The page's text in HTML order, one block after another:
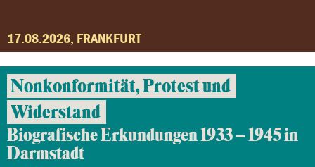
17.08.2026, FRANKFURT
Nonkonformität, Protest und
Widerstand
Biografische Erkundungen 1933 – 1945 in
Darmstadt